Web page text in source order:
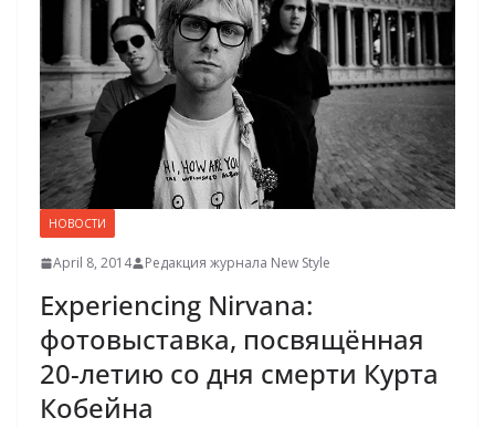
НОВОСТИ
April 8, 2014 Редакция журнала New Style
Experiencing Nirvana:
фотовыставка, посвящённая
20-летию со дня смерти Курта
Кобейна